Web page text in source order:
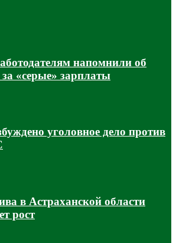
напомнили об
за «серые» зарплаты
уголовное дело против
в Астраханской области
рост